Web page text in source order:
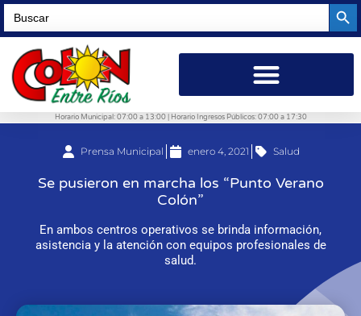
Search
for:
Horario Municipal: 07:00 a 13:00 | Horario Ingresos Públicos: 07:00 a 17:30
Prensa Municipal enero 4, 2021 Salud
Se pusieron en marcha los “Punto Verano
Colón”
En ambos centros operativos se brinda información,
asistencia y la atención con equipos profesionales de
salud.